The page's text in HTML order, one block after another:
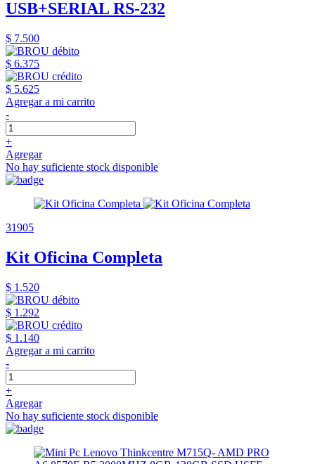
USB+SERIAL RS-232
$ 7.500
$ 6.375
$ 5.625
Agregar a mi carrito
-
+
Agregar
No hay suficiente stock disponible
31905
Kit Oficina Completa
$ 1.520
$ 1.292
$ 1.140
Agregar a mi carrito
-
+
Agregar
No hay suficiente stock disponible